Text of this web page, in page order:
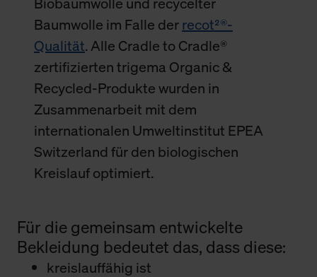
Baumwolle im Falle derrecot²®-
Qualität. Alle Cradle to Cradle®
zertifizierten trigema Organic &
Recycled-Produkte wurden in
Zusammenarbeit mit dem
internationalen Umweltinstitut EPEA
Switzerland für den biologischen
Kreislauf optimiert.
Für die gemeinsam entwickelte
Bekleidung bedeutet das, dass diese:
kreislauffähig ist